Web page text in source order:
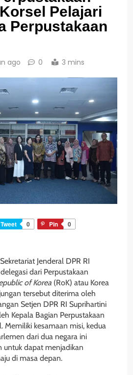
Pelajari
Perpustakaan
ago 0 3 mins
Tweet 0 Pin
0
Jenderal DPR RI
dari Perpustakaan
of Korea (RoK) atau Korea
tersebut diterima oleh
Setjen DPR RI Suprihartini
Kepala Bagian Perpustakaan
Memiliki kesamaan misi, kedua
dari dua negara ini
untuk dapat menjadikan
di masa depan.